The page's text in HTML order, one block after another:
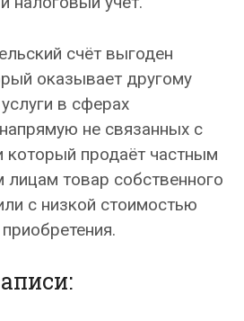
счёт выгоден
оказывает другому
в сферах
не связанных с
который продаёт частным
товар собственного
с низкой стоимостью